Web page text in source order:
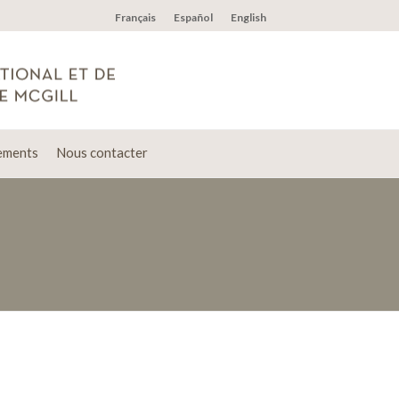
Français Español English
Nous contacter